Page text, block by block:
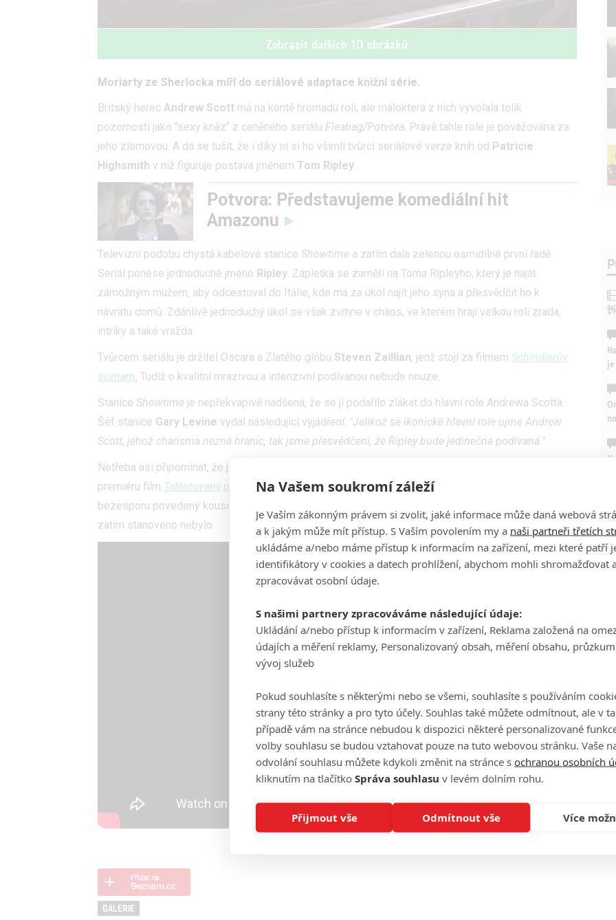
Zobrazit dalších 10 obrázků
Moriarty ze Sherlocka míří do seriálové adaptace knižní série.
Britský herec Andrew Scott má na kontě hromadu rolí, ale málokterá z nich vyvolala tolik
pozornosti jako "sexy kněz" z ceněného seriálu Fleabag/Potvora. Právě tahle role je považována za
jeho zlomovou. A dá se tušit, že i díky ní si ho všimli tvůrci seriálové verze knih od Patricie
Highsmith v níž figuruje postava jménem Tom Ripley.
Potvora: Představujeme komediální hit
Amazonu
Televizní podobu chystá kabelová stanice Showtime a zatím dala zelenou osmidílné první řadě.
Seriál ponese jednoduché jméno Ripley. Zápletka se zaměří na Toma Ripleyho, který je najat
zámožným mužem, aby odcestoval do Itálie, kde má za úkol najít jeho syna a přesvědčit ho k
návratu domů. Zdánlivě jednoduchý úkol se však zvrhne v chaos, ve kterém hrají velkou roli zrada,
intriky a také vražda.
Tvůrcem seriálu je držitel Oscara a Zlatého glóbu Steven Zaillian, jenž stojí za filmem Schindlerův
seznam, Tudíž o kvalitní mrazivou a intenzivní podívanou nebude nouze.
Stanice Showtime je nepřekvapivě nadšená, že se jí podařilo zlákat do hlavní role Andrewa Scotta.
Šéf stanice Gary Levine vydal následující vyjádření: "Jelikož se ikonické hlavní role ujme Andrew
Scott, jehož charisma nezná hranic, tak jsme přesvědčeni, že Ripley bude jedinečná podívaná."
Netřeba asi připomínat, že jsme Toma Ripleyho v hrané podobě už viděli a to v roce 1999, kdy měl
premiéru film Talentovaný pan RipleysMattem Damonemv titulní roli. A šlo tehdy o
bezesporu povedený kousek. Doufejme, že se seriál dočká podobně vřelého přijetí. Datum premiéry
zatím stanoveno nebylo.
GALERIE
Na Vašem soukromí záleží
Je Vaším zákonným právem si zvolit, jaké informace může daná webová
a k jakým může mít přístup. S Vaším povolením my a naši partneři třetích
ukládáme a/nebo máme přístup k informacím na zařízení, mezi které patří
identifikátory v cookies a datech prohlížení, abychom mohli shromažďovat
zpracovávat osobní údaje.
S našimi partnery zpracováváme následující údaje:
Ukládání a/nebo přístup k informacím v zařízení, Reklama založená na
údajích a měření reklamy, Personalizovaný obsah, měření obsahu,
vývoj služeb
Pokud souhlasíte s některými nebo se všemi, souhlasíte s používáním
strany této stránky a pro tyto účely. Souhlas také můžete odmítnout, ale v
případě vám na stránce nebudou k dispozici některé personalizované
volby souhlasu se budou vztahovat pouze na tuto webovou stránku. Vaše
odvolání souhlasu můžete kdykoli změnit na stránce s ochranou osobních
kliknutím na tlačítko Správa souhlasu v levém dolním rohu.
Přijmout vše Odmítnout vše Více